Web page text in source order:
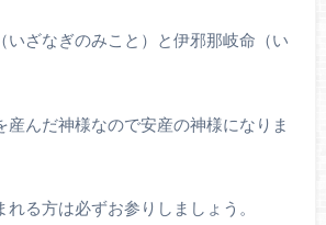
いざなぎのみこと）と伊邪那岐命（い
産んだ神様なので安産の神様になりま
る方は必ずお参りしましょう。